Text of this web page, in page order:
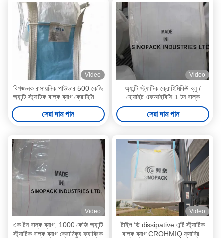
Video
বিপজ্জনক রাসায়নিক পাউডার 500 কেজি
অ্যান্টি স্ট্যাটিক বাল্ক ব্যাগ ক্রোহিমিকিউ
নীল
সেরা দাম পান
Video
অ্যান্টি স্ট্যাটিক ক্রোহিমিকিউ ব্লু /
হোয়াইট এফআইবিসি 1 টন বাল্ক
ব্যাগগুলি গ্রাউন্ডিং ছাড়াই ক্ষতিকর
সেরা দাম পান
Video
এক টন বাল্ক ব্যাগ, 1000 কেজি অ্যান্টি
স্ট্যাটিক বাল্ক ব্যাগ ক্রোমিক্যু ফ্যাব্রিক
Video
টাইপ ডি dissipative এন্টি স্ট্যাটিক
বাল্ক ব্যাগ CROHMIQ ফ্যাব্রিক